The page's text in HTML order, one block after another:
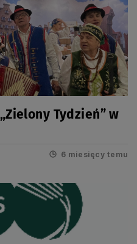
Tydzień” w
6 miesięcy temu